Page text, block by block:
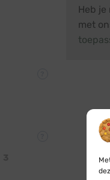
Heb
met